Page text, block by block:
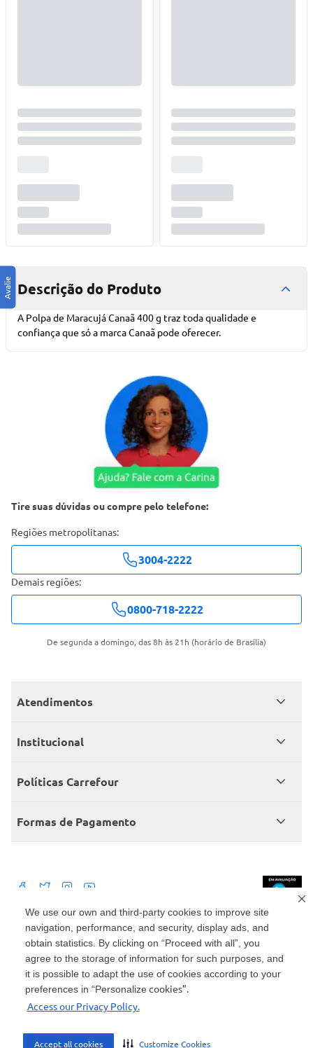
We use our own and third-party cookies to improve site
navigation, performance, and security, display ads, and
obtain statistics. By clicking on “Proceed with all”, you
agree to the storage of information for such purposes, and
it is possible to adapt the use of cookies according to your
preferences in “Personalize cookies”.
Access our Privacy Policy.
Accept all cookies Customize Cookies
Descrição do Produto
A Polpa de Maracujá Canaã 400 g traz toda qualidade e
confiança que só a marca Canaã pode oferecer.
Tire suas dúvidas ou compre pelo telefone:
Regiões metropolitanas:
3004-2222
Demais regiões:
0800-718-2222
De segunda a domingo, das 8h às 21h (horário de Brasília)
Atendimentos
Meus pedidos
Consumidor.gov
Institucional
Grupo Carrefour Brasil
Produtos Carrefour
Políticas Carrefour
Políticas de entregas
Políticas de trocas e devoluções
Formas de Pagamento
Mercado: Carrefour Comércio e Indústrias Ltda Via de Acesso Norte, Km 38,
nº 420, Empresarial Gato Preto, Cajamar - SP | CEP 07789-100 | CNPJ:
45.543.915/0846-95
Drogaria: Carrefour Comercio e Industria Ltda: Avenida das Nações Unidas,
15187, Loja 104/105/106 Bloco A Setor 1 - Vila Gertrudes, São Paulo, SP |
CEP 04794-000 | CNPJ: 45.543.915/0736-50
Envio de documentos administrativos e jurídicos: Avenida Tucunaré, 125 -
Tamboré, Barueri - SP | CEP 06460-020
atendimento@carrefour.com.br